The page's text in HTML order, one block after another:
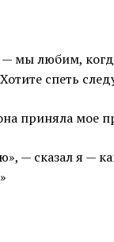
— мы любим,
спеть
приняла мое
— сказал я —